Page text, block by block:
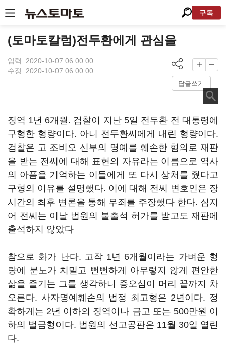
구독
(토마토칼럼)전두환에게 관심을
입력: 2020-10-07 06:00:00
수정: 2020-10-07 06:00:00
답글쓰기
징역 1년 6개월. 검찰이 지난 5일 전두환 전 대통령에
구형한 형량이다. 아니 전두환씨에게 내린 형량이다.
검찰은 고 조비오 신부의 명예를 훼손한 혐의로 재판
을 받는 전씨에 대해 표현의 자유라는 이름으로 역사
의 아픔을 기억하는 이들에게 또 다시 상처를 줬다고
구형의 이유를 설명했다. 이에 대해 전씨 변호인은 장
시간의 최후 변론을 통해 무죄를 주장했다 한다. 심지
어 전씨는 이날 법원의 불출석 허가를 받고도 재판에
출석하지 않았다
참으로 화가 난다. 고작 1년 6개월이라는 가벼운 형
량에 분노가 치밀고 뻔뻔하게 아무렇지 않게 편안한
삶을 즐기는 그를 생각하니 증오심이 머리 끝까지 차
오른다. 사자명예훼손의 법정 최고형은 2년이다. 정
확하게는 2년 이하의 징역이나 금고 또는 500만원 이
하의 벌금형이다. 법원의 선고공판은 11월 30일 열린
다.